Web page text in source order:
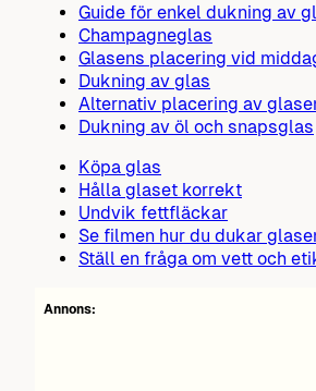
Guide för enkel dukning av
Champagneglas
Glasens placering vid
Dukning av glas
Alternativ placering av
Dukning av öl och snapsglas
Köpa glas
Hålla glaset korrekt
Undvik fettfläckar
Se filmen hur du dukar
Ställ en fråga om vett och
Annons: